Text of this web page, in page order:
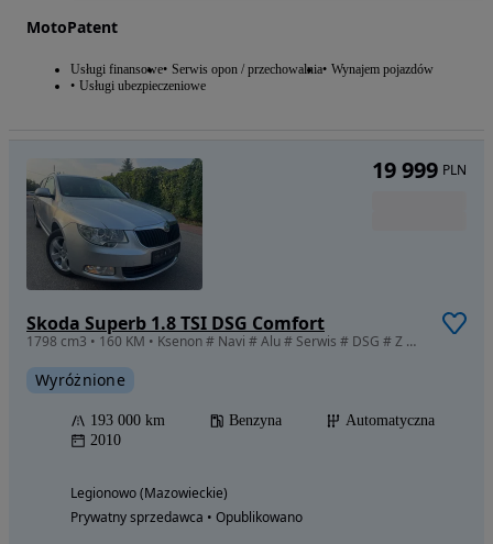
MotoPatent
Usługi finansowe Serwis opon / przechowalnia Wynajem pojazdów
Usługi ubezpieczeniowe
Skoda Superb 1.8 TSI DSG Comfort
1798 cm3 • 160 KM • Ksenon # Navi # Alu # Serwis # DSG # Z Niemiec #
Wyróżnione
193 000 km Benzyna
Automatyczna
2010
Legionowo (Mazowieckie)
Prywatny sprzedawca • Opublikowano
19 999 PLN